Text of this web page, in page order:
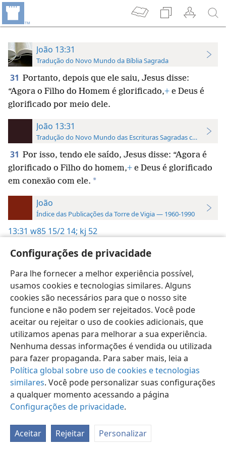
Configurações de privacidade
Para lhe fornecer a melhor experiência possível,
usamos cookies e tecnologias similares. Alguns
cookies são necessários para que o nosso site
funcione e não podem ser rejeitados. Você pode
aceitar ou rejeitar o uso de cookies adicionais, que
utilizamos apenas para melhorar a sua experiência.
Nenhuma dessas informações é vendida ou utilizada
para fazer propaganda. Para saber mais, leia a
Política global sobre uso de cookies e tecnologias
similares. Você pode personalizar suas configurações
a qualquer momento acessando a página
Configurações de privacidade.
Aceitar Rejeitar Personalizar
João 13:31
Tradução do Novo Mundo da Bíblia Sagrada
31 Portanto, depois que ele saiu, Jesus disse:
“Agora o Filho do Homem é glorificado,+ e Deus é
glorificado por meio dele.
João 13:31
Tradução do Novo Mundo das Escrituras Sagradas com
31 Por isso, tendo ele saído, Jesus disse: “Agora é
glorificado o Filho do homem,+ e Deus é glorificado
em conexão com ele. *
João
Índice das Publicações da Torre de Vigia — 1960-1990
13:31 w85 15/2 14; kj 52
Português (Brasil) Preferências
Copyright© 2026 Watch Tower Bible and Tract Society of Pennsylvania
Termos de Uso
Política de Privacidade
Configurações de Privacidade
JW.ORG Login